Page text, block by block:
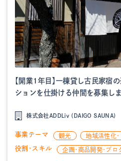
【開業1年目】一棟貸し古民家宿
ションを仕掛ける仲間を募集しま
株式会社ADDLiv (DAIGO SAUNA)
事業テーマ 観光 地域活性化
役割・スキル 企画・商品開発・プ